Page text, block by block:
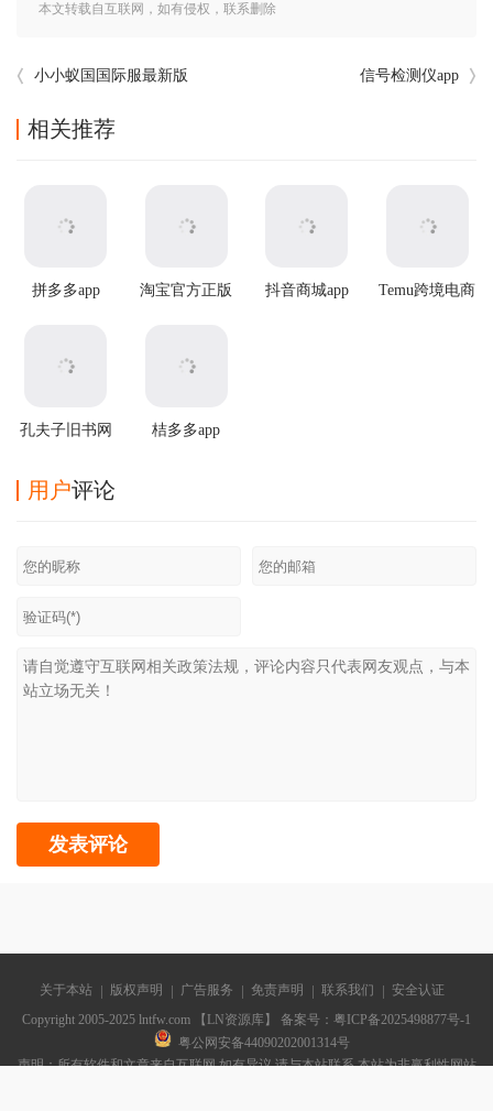
本文转载自互联网，如有侵权，联系删除
小小蚁国国际服最新版 信号检测仪app
相关推荐
拼多多app 淘宝官方正版 抖音商城app
Temu跨境电商
孔夫子旧书网
桔多多app
用户评论
关于本站 版权声明 广告服务 免责声明 联系我们
安全认证
Copyright 2005-2025 lntfw.com 【LN资源库】 备案号： 粤ICP备2025498877号-1
粤公网安备44090202001314号
声明：所有软件和文章来自互联网 如有异议 请与本站联系 本站为非赢利性网站